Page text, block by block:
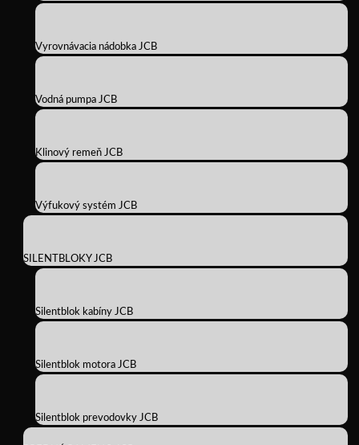
Vyrovnávacia nádobka JCB
Vodná pumpa JCB
Klinový remeň JCB
Výfukový systém JCB
SILENTBLOKY JCB
Silentblok kabíny JCB
Silentblok motora JCB
Silentblok prevodovky JCB